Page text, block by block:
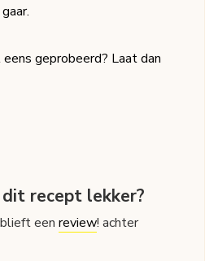
geprobeerd? Laat dan
recept lekker?
eenreview! achter